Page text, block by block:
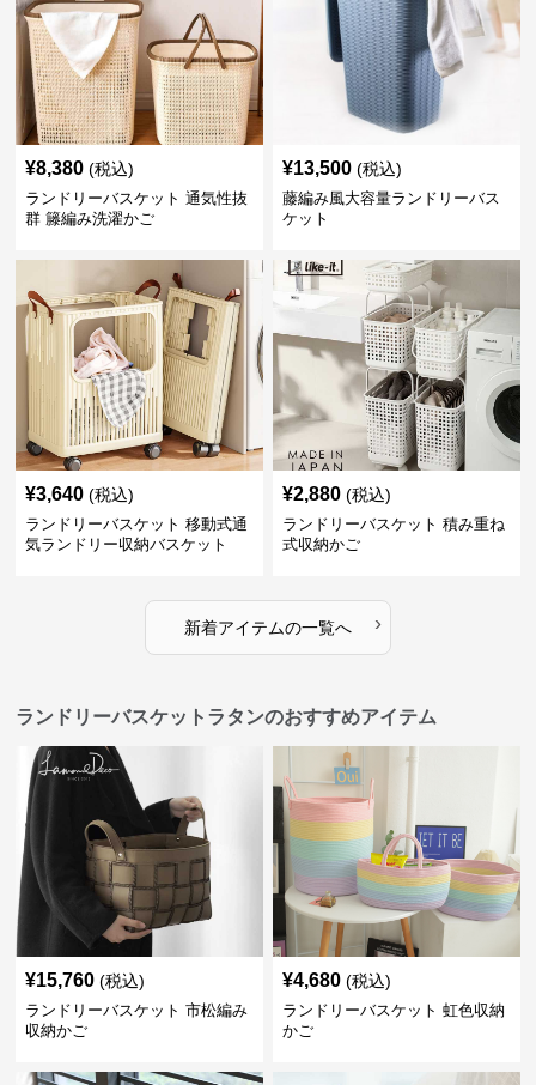
¥8,380 (税込)
ランドリーバスケット 通気性抜
群 籐編み洗濯かご
¥13,500 (税込)
藤編み風大容量ランドリーバス
ケット
¥3,640 (税込)
ランドリーバスケット 移動式通
気ランドリー収納バスケット
¥2,880 (税込)
ランドリーバスケット 積み重ね
式収納かご
新着アイテムの一覧へ ›
ランドリーバスケットラタンのおすすめアイテム
¥15,760 (税込)
ランドリーバスケット 市松編み
収納かご
¥4,680 (税込)
ランドリーバスケット 虹色収納
かご